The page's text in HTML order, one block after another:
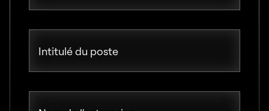
Intitulé du poste